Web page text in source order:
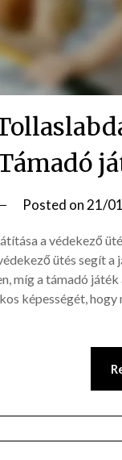
Posted on 21/
a védekező
ütés segít
míg a támadó
képességét,